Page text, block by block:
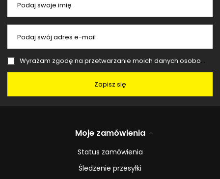
Podaj swoje imię
Podaj swój adres e-mail
Wyrażam zgodę na przetwarzanie moich danych osobowych (adres e-mail) na potrzeby wysyłki newslettera z informacją handlową (marketing). Więcej w
Zapisz się
Moje zamówienia
Status zamówienia
Śledzenie przesyłki